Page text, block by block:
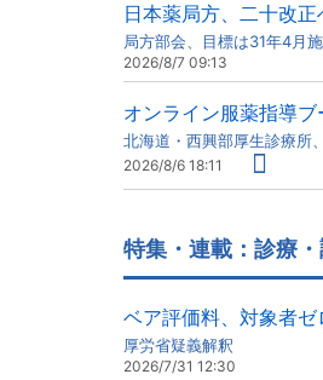
日本薬局方、二十改
局方部会、目標は31年4月
2026/8/7 09:13
オンライン服薬指導
北海道・西興部厚生診療所
2026/8/6 18:11
特集・連載：診療
ベア評価料、対象者
厚労省疑義解釈
2026/7/31 12:30